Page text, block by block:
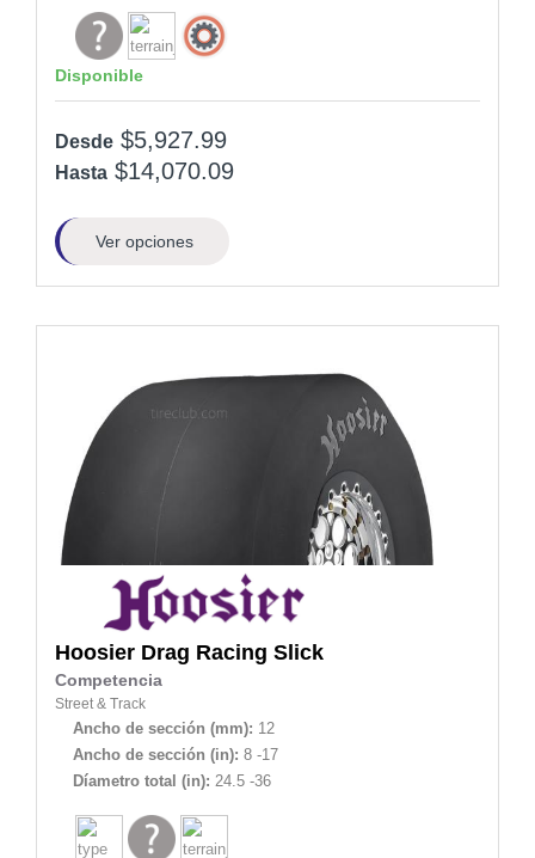
Disponible
Desde $5,927.99
Hasta $14,070.09
Ver opciones
Hoosier Drag Racing Slick
Competencia
Street & Track
Ancho de sección (mm): 12
Ancho de sección (in): 8 -17
Díametro total (in): 24.5 -36